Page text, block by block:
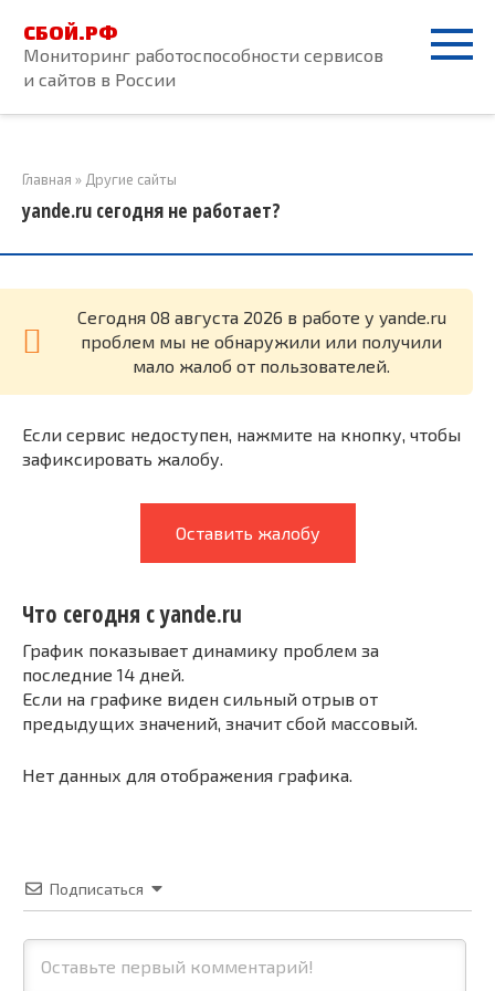
контенту
СБОЙ.РФ
Мониторинг работоспособности сервисов
и сайтов в России
Главная » Другие сайты
yande.ru сегодня не работает?
Cегодня 08 августа 2026 в работе у yande.ru
проблем мы не обнаружили или получили
мало жалоб от пользователей.
Если сервис недоступен, нажмите на кнопку, чтобы
зафиксировать жалобу.
Оставить жалобу
Что сегодня с yande.ru
График показывает динамику проблем за
последние 14 дней.
Если на графике виден сильный отрыв от
предыдущих значений, значит сбой массовый.
Нет данных для отображения графика.
Подписаться